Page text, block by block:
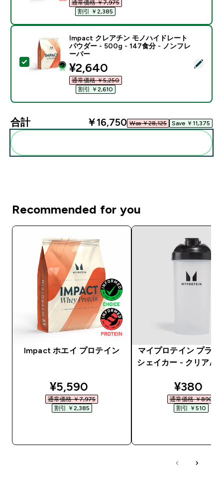
通常価格 ￥7,975‎
割引 ￥2,385‎
この商品を選択 - Impact クレアチン モノハイドレ
Impact クレアチン モノハイドレート
パウダー - 500g - 147食分 - ノンフレ
ーバー
discounted price
¥2,640‎
通常価格 ￥5,250‎
割引 ￥2,610‎
合計 ￥16,750‎ Was ￥28,125‎ Save ￥11,375‎
Recommended for you
Impact ホエイ プロテイン
discounted price
¥5,590‎
通常価格 ￥7,975‎
割引 ￥2,385‎
マイプロテイン プラス
シェイカー - クリア/ブ
¥380‎
通常価格 ￥890‎
割引 ￥510‎